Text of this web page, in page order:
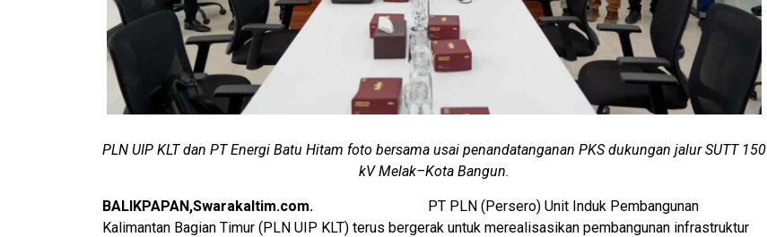
PLN UIP KLT dan PT Energi Batu Hitam foto bersama usai penandatanganan PKS dukungan jalur SUTT 150
kV Melak–Kota Bangun.
BALIKPAPAN,Swarakaltim.com.
PT PLN (Persero) Unit Induk Pembangunan
Kalimantan Bagian Timur (PLN UIP KLT) terus bergerak untuk merealisasikan pembangunan infrastruktur